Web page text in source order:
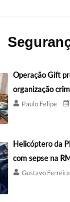
Operação Gift
organização
Paulo Felipe
Helicóptero da
com sepse na
Gustavo Ferreira